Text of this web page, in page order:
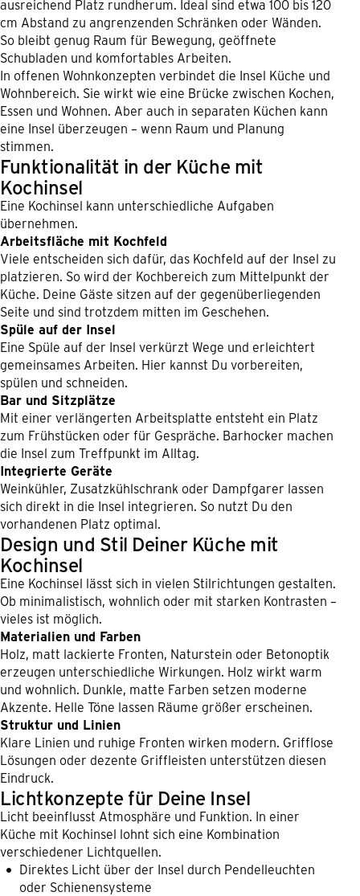
ausreichend Platz rundherum. Ideal sind etwa 100 bis 120
cm Abstand zu angrenzenden Schränken oder Wänden.
So bleibt genug Raum für Bewegung, geöffnete
Schubladen und komfortables Arbeiten.
In offenen Wohnkonzepten verbindet die Insel Küche und
Wohnbereich. Sie wirkt wie eine Brücke zwischen Kochen,
Essen und Wohnen. Aber auch in separaten Küchen kann
eine Insel überzeugen – wenn Raum und Planung
stimmen.
Funktionalität in der Küche mit
Kochinsel
Eine Kochinsel kann unterschiedliche Aufgaben
übernehmen.
Arbeitsfläche mit Kochfeld
Viele entscheiden sich dafür, das Kochfeld auf der Insel zu
platzieren. So wird der Kochbereich zum Mittelpunkt der
Küche. Deine Gäste sitzen auf der gegenüberliegenden
Seite und sind trotzdem mitten im Geschehen.
Spüle auf der Insel
Eine Spüle auf der Insel verkürzt Wege und erleichtert
gemeinsames Arbeiten. Hier kannst Du vorbereiten,
spülen und schneiden.
Bar und Sitzplätze
Mit einer verlängerten Arbeitsplatte entsteht ein Platz
zum Frühstücken oder für Gespräche. Barhocker machen
die Insel zum Treffpunkt im Alltag.
Integrierte Geräte
Weinkühler, Zusatzkühlschrank oder Dampfgarer lassen
sich direkt in die Insel integrieren. So nutzt Du den
vorhandenen Platz optimal.
Design und Stil Deiner Küche mit
Kochinsel
Eine Kochinsel lässt sich in vielen Stilrichtungen gestalten.
Ob minimalistisch, wohnlich oder mit starken Kontrasten –
vieles ist möglich.
Materialien und Farben
Holz, matt lackierte Fronten, Naturstein oder Betonoptik
erzeugen unterschiedliche Wirkungen. Holz wirkt warm
und wohnlich. Dunkle, matte Farben setzen moderne
Akzente. Helle Töne lassen Räume größer erscheinen.
Struktur und Linien
Klare Linien und ruhige Fronten wirken modern. Grifflose
Lösungen oder dezente Griffleisten unterstützen diesen
Eindruck.
Lichtkonzepte für Deine Insel
Licht beeinflusst Atmosphäre und Funktion. In einer
Küche mit Kochinsel lohnt sich eine Kombination
verschiedener Lichtquellen.
Direktes Licht über der Insel durch Pendelleuchten
oder Schienensysteme